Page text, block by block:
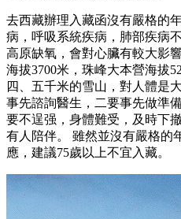
去西藏辦理入藏函沒有嚴格的
病，呼吸系統疾病，肺部疾病
高原缺氧，會對心臟有較大影
海拔3700米，珠峰大本營海拔
四、五千米的雪山，對人體是
事先諮詢醫生，二要事先做準
要不逞强，身體難受，及時下
有人陪伴。 雖然並沒有嚴格的
應，建議75歲以上不宜入藏。